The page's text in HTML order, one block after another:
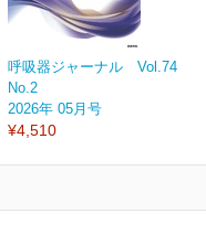
呼吸器ジャーナル Vol.74
No.2
2026年 05月号
¥4,510